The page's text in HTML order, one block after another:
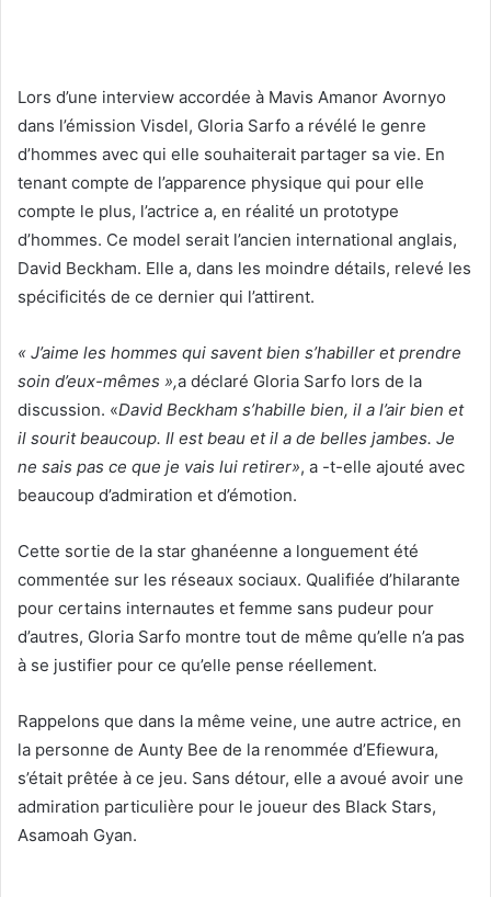
Lors d’une interview accordée à Mavis Amanor Avornyo
dans l’émission Visdel, Gloria Sarfo a révélé le genre
d’hommes avec qui elle souhaiterait partager sa vie. En
tenant compte de l’apparence physique qui pour elle
compte le plus, l’actrice a, en réalité un prototype
d’hommes. Ce model serait l’ancien international anglais,
David Beckham. Elle a, dans les moindre détails, relevé les
spécificités de ce dernier qui l’attirent.
« J’aime les hommes qui savent bien s’habiller et prendre
soin d’eux-mêmes »,a déclaré Gloria Sarfo lors de la
discussion. «David Beckham s’habille bien, il a l’air bien et
il sourit beaucoup. Il est beau et il a de belles jambes. Je
ne sais pas ce que je vais lui retirer», a -t-elle ajouté avec
beaucoup d’admiration et d’émotion.
Cette sortie de la star ghanéenne a longuement été
commentée sur les réseaux sociaux. Qualifiée d’hilarante
pour certains internautes et femme sans pudeur pour
d’autres, Gloria Sarfo montre tout de même qu’elle n’a pas
à se justifier pour ce qu’elle pense réellement.
Rappelons que dans la même veine, une autre actrice, en
la personne de Aunty Bee de la renommée d’Efiewura,
s’était prêtée à ce jeu. Sans détour, elle a avoué avoir une
admiration particulière pour le joueur des Black Stars,
Asamoah Gyan.